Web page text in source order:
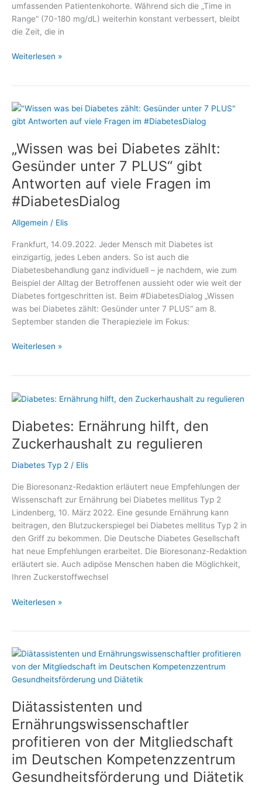
umfassenden Patientenkohorte. Während sich die „Time in
Range“ (70-180 mg/dL) weiterhin konstant verbessert, bleibt
die Zeit, die in
12
Erfolge
mit
AID:
Weiterlesen »
„Wissen was bei Diabetes zählt:
Gesünder unter 7 PLUS“ gibt
Antworten auf viele Fragen im
#DiabetesDialog
Allgemein / Elis
Frankfurt, 14.09.2022. Jeder Mensch mit Diabetes ist
einzigartig, jedes Leben anders. So ist auch die
Diabetesbehandlung ganz individuell – je nachdem, wie zum
Beispiel der Alltag der Betroffenen aussieht oder wie weit der
Diabetes fortgeschritten ist. Beim #DiabetesDialog „Wissen
was bei Diabetes zählt: Gesünder unter 7 PLUS“ am 8.
September standen die Therapieziele im Fokus:
„Wissen
zählt:
unter
7
PLUS“
gibt
auf
viele
Fragen
im
#DiabetesDialog
Weiterlesen »
Diabetes: Ernährung hilft, den
Zuckerhaushalt zu regulieren
Diabetes Typ 2 / Elis
Die Bioresonanz-Redaktion erläutert neue Empfehlungen der
Wissenschaft zur Ernährung bei Diabetes mellitus Typ 2
Lindenberg, 10. März 2022. Eine gesunde Ernährung kann
beitragen, den Blutzuckerspiegel bei Diabetes mellitus Typ 2 in
den Griff zu bekommen. Die Deutsche Diabetes Gesellschaft
hat neue Empfehlungen erarbeitet. Die Bioresonanz-Redaktion
erläutert sie. Auch adipöse Menschen haben die Möglichkeit,
Ihren Zuckerstoffwechsel
Diabetes:
Zuckerhaushalt
zu
regulieren
Weiterlesen »
Diätassistenten und
Ernährungswissenschaftler
profitieren von der Mitgliedschaft
im Deutschen Kompetenzzentrum
Gesundheitsförderung und Diätetik